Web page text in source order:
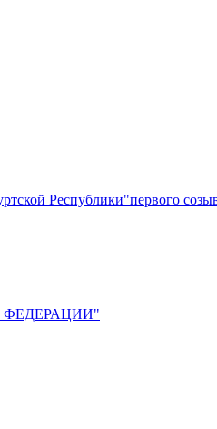
Республики"первого
ФЕДЕРАЦИИ"